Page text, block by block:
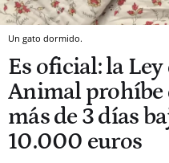
Un gato dormido.
Es oficial: la
Animal prohíbe
más de 3 días
10.000 euros